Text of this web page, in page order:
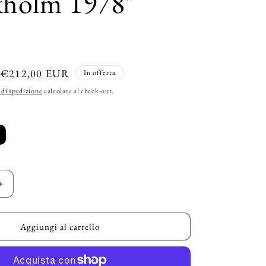
g
f
i
Prezzo
scontato
€212,00 EUR
In offerta
di spedizionecalcolate al check-out.
Aumenta
VILHELM
&quot;Stockholm
Aggiungi al carrello